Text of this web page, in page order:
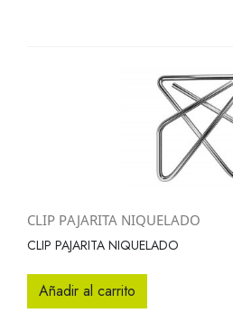
CLIP PAJARITA NIQUELADO
CLIP PAJARITA NIQUELADO
Añadir al carrito